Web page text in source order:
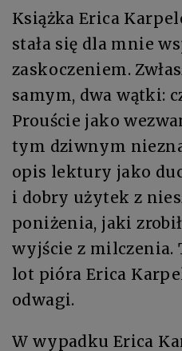
Książka Erica
stała się dla mnie
zaskoczeniem.
samym, dwa wątki:
Prouście jako
tym dziwnym
opis lektury jako
i dobry użytek z
poniżenia, jaki
wyjście z milczenia.
lot pióra Erica
odwagi.
W wypadku Erica